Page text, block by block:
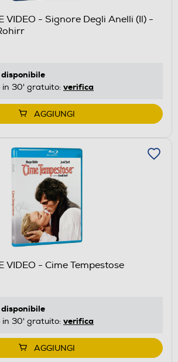
VIDEO - Signore Degli Anelli (Il) -
disponibile
in 30' gratuito: verifica
AGGIUNGI
VIDEO - Cime Tempestose
disponibile
in 30' gratuito: verifica
AGGIUNGI